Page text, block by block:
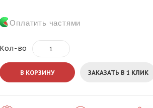
Оплатить частями
Кол-во
В КОРЗИНУ ЗАКАЗАТЬ В 1 КЛИК